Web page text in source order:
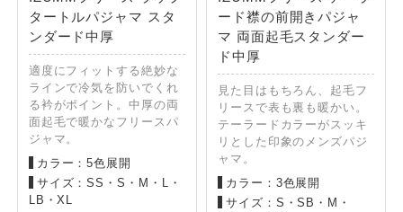
タートルパジャマ スタ
ンダード中厚
適度にフィットする絶妙な
ラインで冷気を防いでくれ
る衿がポイント。中厚の両
面起毛で暖かなフリースパ
ジャマ。
カラー：5色展開
サイズ：SS・S・M・L・
LB・XL
ード襟の前開きパジャ
マ 両面起毛スタンダー
ド中厚
見た目はもちろん、起毛フ
リースで表も裏も暖かい。
テーラードカラーがスッキ
リとした印象のメンズパジ
ャマ。
カラー：3色展開
サイズ：S・SB・M・